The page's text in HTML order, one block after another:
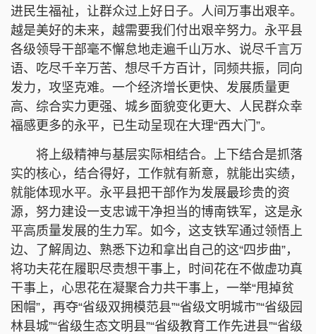
进民生福祉，让群众过上好日子。人间万事出艰辛。
越是美好的未来，越需要我们付出艰辛努力。永平县
各级领导干部毫不懈怠地走遍千山万水、说尽千言万
语、吃尽千辛万苦、想尽千方百计，同频共振，同向
发力，攻坚克难。一个经济增长更快、发展质量更
高、综合实力更强、城乡面貌变化更大、人民群众幸
福感更多的永平，已生动呈现在大理“西大门”。
将上级精神与基层实际相结合。上下结合是抓落
实的核心，结合得好，工作就有新意，就能出实绩，
就能体现水平。永平县把干部作为发展最珍贵的资
源，努力建设一支忠诚干净担当的博南铁军，这是永
平高质量发展的生力军。如今，这支铁军通过领悟上
边、了解周边、熟悉下边和拿出自己的这“四步曲”，
将功夫花在履职尽责想干事上，时间花在不做虚功真
干事上，心思花在凝聚合力共干事上，一举“甩掉贫
困帽”，再夺“省级双拥模范县”“省级文明城市”“省级园
林县城”“省级生态文明县”“省级教育工作先进县”“省级